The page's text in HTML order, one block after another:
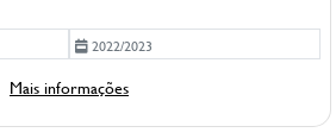
2022/2023
Mais informações